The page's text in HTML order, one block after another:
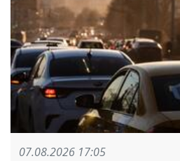
07.08.2026 17:05